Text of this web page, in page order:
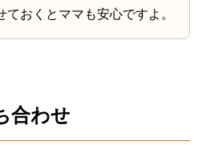
ておくとママも安心ですよ。
合わせ